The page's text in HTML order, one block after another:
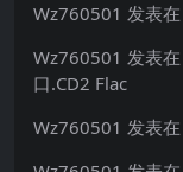
Wz760501 发表在
Wz760501 发表在
口.CD2 Flac
Wz760501 发表在